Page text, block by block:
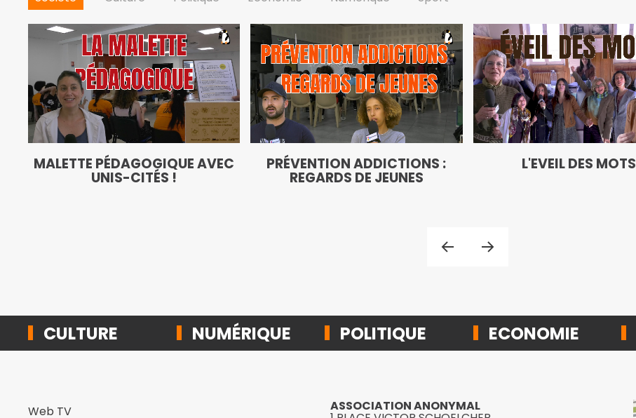
MALETTE PÉDAGOGIQUE AVEC
UNIS-CITÉS !
PRÉVENTION ADDICTIONS :
REGARDS DE JEUNES
L'EVEIL DES MOTS
CULTURE NUMÉRIQUE POLITIQUE ECONOMIE
Web TV ASSOCIATION ANONYMAL